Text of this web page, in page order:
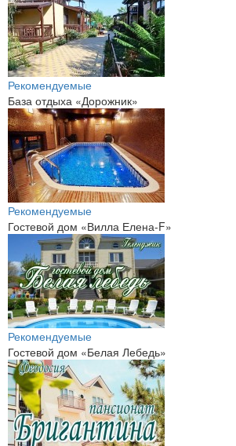
Рекомендуемые
База отдыха «Дорожник»
Рекомендуемые
Гостевой дом «Вилла Елена-F»
Рекомендуемые
Гостевой дом «Белая Лебедь»